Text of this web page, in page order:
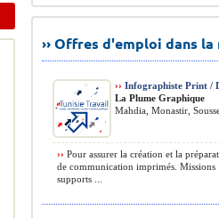
›› Offres d'emploi dans
›› Infographiste Print /
La Plume Graphique
Mahdia, Monastir,
›› Pour assurer la création et la
de communication imprimés. Missions
supports ...